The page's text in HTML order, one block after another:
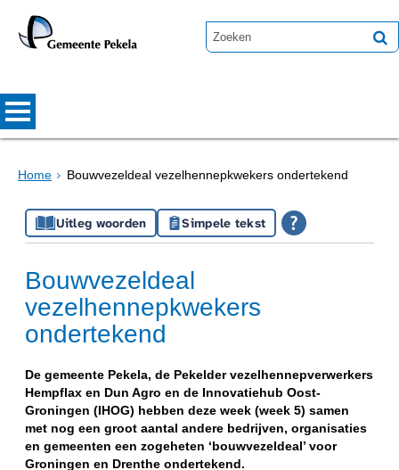
Home Bouwvezeldeal vezelhennepkwekers ondertekend
Uitleg woorden Simpele tekst
Bouwvezeldeal
vezelhennepkwekers
ondertekend
De gemeente Pekela, de Pekelder vezelhennepverwerkers
Hempflax en Dun Agro en de Innovatiehub Oost-
Groningen (IHOG) hebben deze week (week 5) samen
met nog een groot aantal andere bedrijven, organisaties
en gemeenten een zogeheten ‘bouwvezeldeal’ voor
Groningen en Drenthe ondertekend.